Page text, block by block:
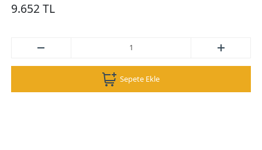
9.652 TL
Sepete Ekle